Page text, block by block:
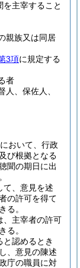
主宰すること
親族又は同居
3項に規定する
者
人、保佐人、
おいて、行政
び根拠となる
聞の期日に出
て、意見を述
の許可を得て
る。
、主宰者の許可
る。
認めるとき
、意見の陳述
庁の職員に対